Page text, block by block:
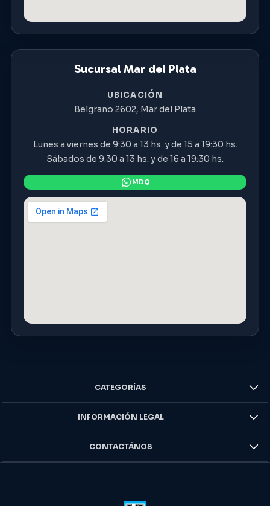
Sucursal Mar del Plata
UBICACIÓN
Belgrano 2602, Mar del Plata
HORARIO
Lunes a viernes de 9:30 a 13 hs. y de 15 a 19:30 hs.
Sábados de 9:30 a 13 hs. y de 16 a 19:30 hs.
CATEGORÍAS
INFORMACIÓN LEGAL
CONTACTÁNOS